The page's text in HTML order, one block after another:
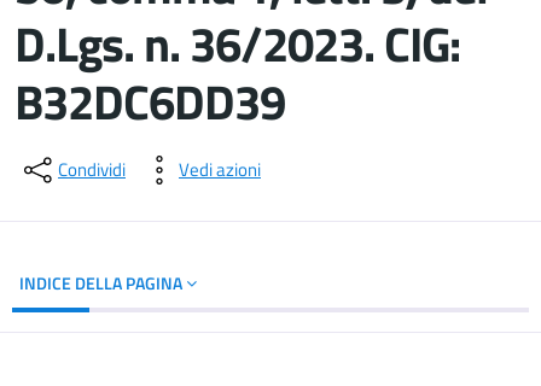
D.Lgs. n. 36/2023. CIG:
B32DC6DD39
Dettagli del documento
Condividi Vedi azioni
INDICE DELLA PAGINA